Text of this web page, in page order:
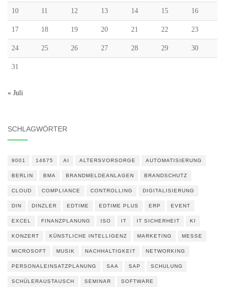
10 11 12 13 14 15 16
17 18 19 20 21 22 23
24 25 26 27 28 29 30
31
« Juli
SCHLAGWÖRTER
9001 14675 AI ALTERSVORSORGE AUTOMATISIERUNG
BERLIN BMA BRANDMELDEANLAGEN BRANDSCHUTZ
CLOUD COMPLIANCE CONTROLLING DIGITALISIERUNG
DIN DINZLER EDTIME EDTIME PLUS ERP EVENT
EXCEL FINANZPLANUNG ISO IT IT SICHERHEIT KI
KONZERT KÜNSTLICHE INTELLIGENZ MARKETING MESSE
MICROSOFT MUSIK NACHHALTIGKEIT NETWORKING
PERSONALEINSATZPLANUNG SAA SAP SCHULUNG
SCHÜLERAUSTAUSCH SEMINAR SOFTWARE